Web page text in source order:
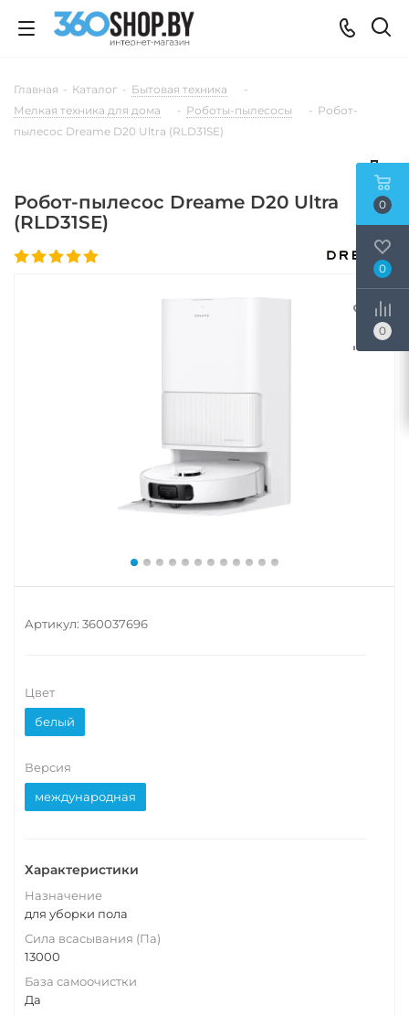
Главная - Каталог - Бытовая техника
-
Мелкая техника для дома
- Роботы-пылесосы - Робот-
пылесос Dreame D20 Ultra (RLD31SE)
Робот-пылесос Dreame D20 Ultra
(RLD31SE)
Артикул: 360037696
Цвет
белый
Версия
международная
Характеристики
Назначение
для уборки пола
Сила всасывания (Па)
13000
База самоочистки
Да
0
0
0